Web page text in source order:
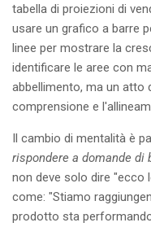
tabella di proiezioni di
usare un grafico a barre
linee per mostrare la
identificare le aree con
abbellimento, ma un atto
comprensione e
Il cambio di mentalità è
rispondere a domande
non deve solo dire "ecco
come: "Stiamo
prodotto sta